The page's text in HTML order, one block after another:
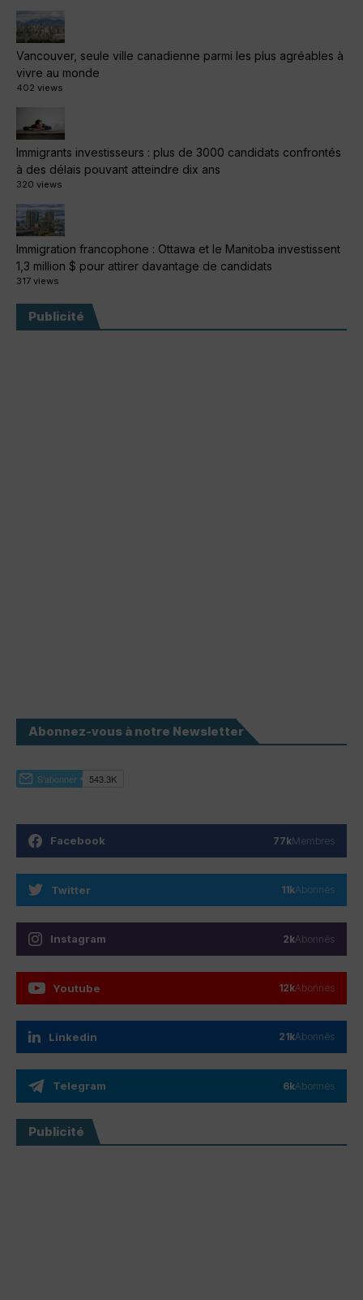
Vancouver, seule ville canadienne parmi les plus agréables à
vivre au monde
402 views
Immigrants investisseurs : plus de 3000 candidats confrontés
à des délais pouvant atteindre dix ans
320 views
Immigration francophone : Ottawa et le Manitoba investissent
1,3 million $ pour attirer davantage de candidats
317 views
Publicité
Abonnez-vous à notre Newsletter
Facebook 77kMembres
Twitter 11kAbonnés
Instagram 2kAbonnés
Youtube 12kAbonnés
Linkedin 21kAbonnés
Telegram 6kAbonnés
Publicité